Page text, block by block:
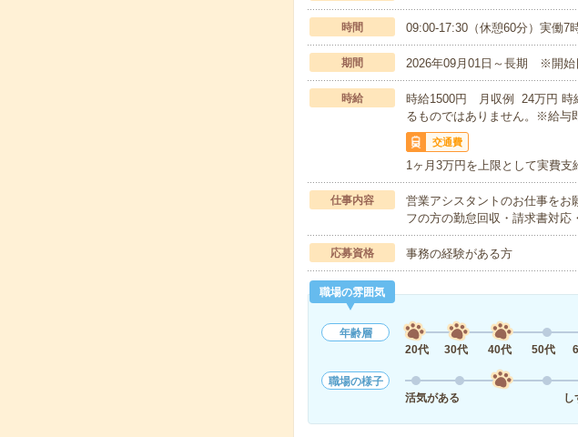
時間 09:00-17:30（休憩60分）実働7
期間 2026年09月01日～長期 ※開
時給
時給1500円 月収例 24万円 時
るものではありません。※給与
交通費
1ヶ月3万円を上限として実費支
仕事内容
営業アシスタントのお仕事を
フの方の勤怠回収・請求書対
応募資格 事務の経験がある方
職場の雰囲気
年齢層
20代
30代 40代 50代
職場の様子
活気がある
し